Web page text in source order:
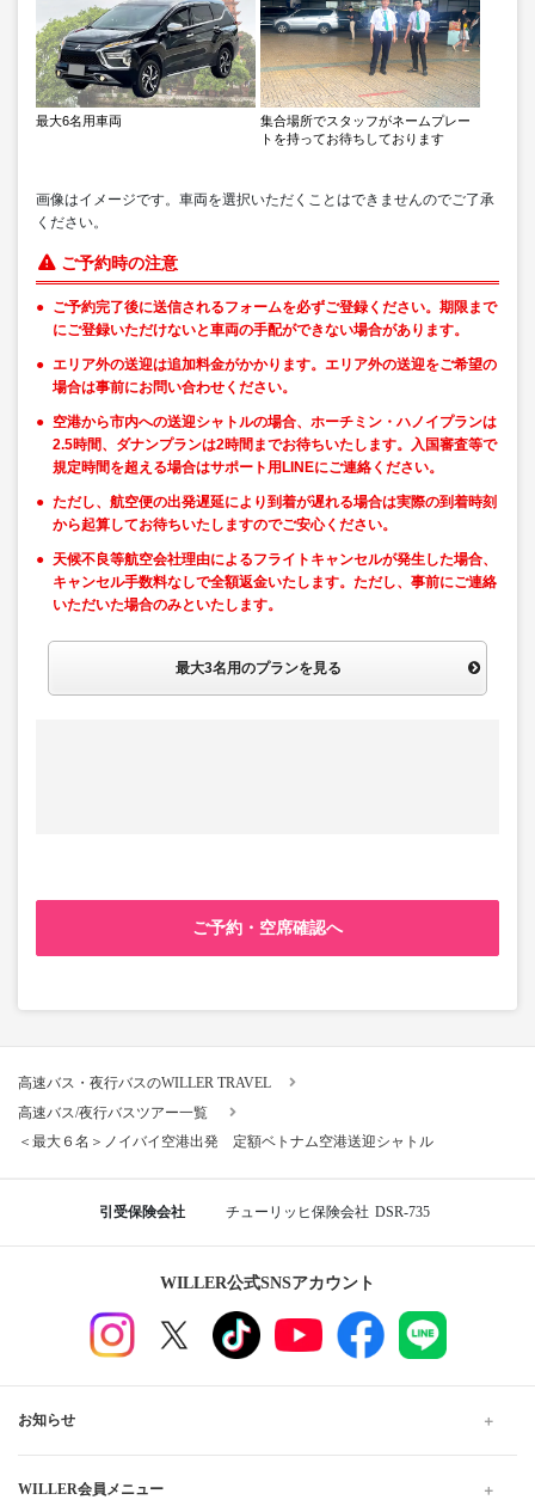
最大6名用車両
集合場所でスタッフがネームプレー
トを持ってお待ちしております
画像はイメージです。車両を選択いただくことはできませんのでご了承
ください。
ご予約時の注意
ご予約完了後に送信されるフォームを必ずご登録ください。期限まで
にご登録いただけないと車両の手配ができない場合があります。
エリア外の送迎は追加料金がかかります。エリア外の送迎をご希望の
場合は事前にお問い合わせください。
空港から市内への送迎シャトルの場合、ホーチミン・ハノイプランは
2.5時間、ダナンプランは2時間までお待ちいたします。入国審査等で
規定時間を超える場合はサポート用LINEにご連絡ください。
ただし、航空便の出発遅延により到着が遅れる場合は実際の到着時刻
から起算してお待ちいたしますのでご安心ください。
天候不良等航空会社理由によるフライトキャンセルが発生した場合、
キャンセル手数料なしで全額返金いたします。ただし、事前にご連絡
いただいた場合のみといたします。
最大3名用のプランを見る
ご予約・空席確認へ
高速バス・夜行バスのWILLER TRAVEL
高速バス/夜行バスツアー一覧
＜最大６名＞ノイバイ空港出発 定額ベトナム空港送迎シャトル
引受保険会社 チューリッヒ保険会社 DSR-735
WILLER公式SNSアカウント
お知らせ
WILLER会員メニュー